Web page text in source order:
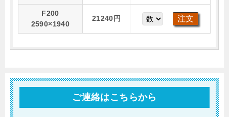
F200
2590×1940
21240円
ご連絡はこちらから